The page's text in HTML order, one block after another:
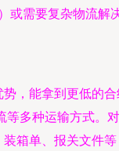
或需要复杂物流解
，能拿到更低的
多种运输方式。
箱单、报关文件